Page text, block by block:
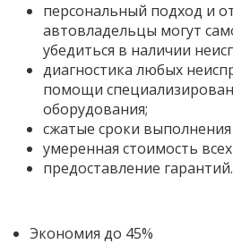
персональный подход и
автовладельцы могут
убедиться в наличии
диагностика любых
помощи
оборудования;
сжатые сроки
умеренная стоимость
предоставление гарантий.
Экономия до 45%